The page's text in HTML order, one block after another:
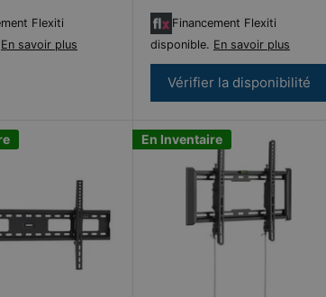
Flexiti
En savoir plus
Financement Flexiti
disponible. En savoir plus
Vérifier la disponibilité
En Inventaire